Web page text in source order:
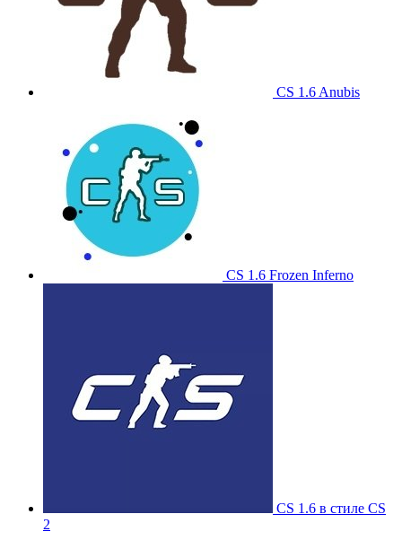
CS 1.6 Anubis
CS 1.6 Frozen Inferno
CS 1.6 в стиле CS
2